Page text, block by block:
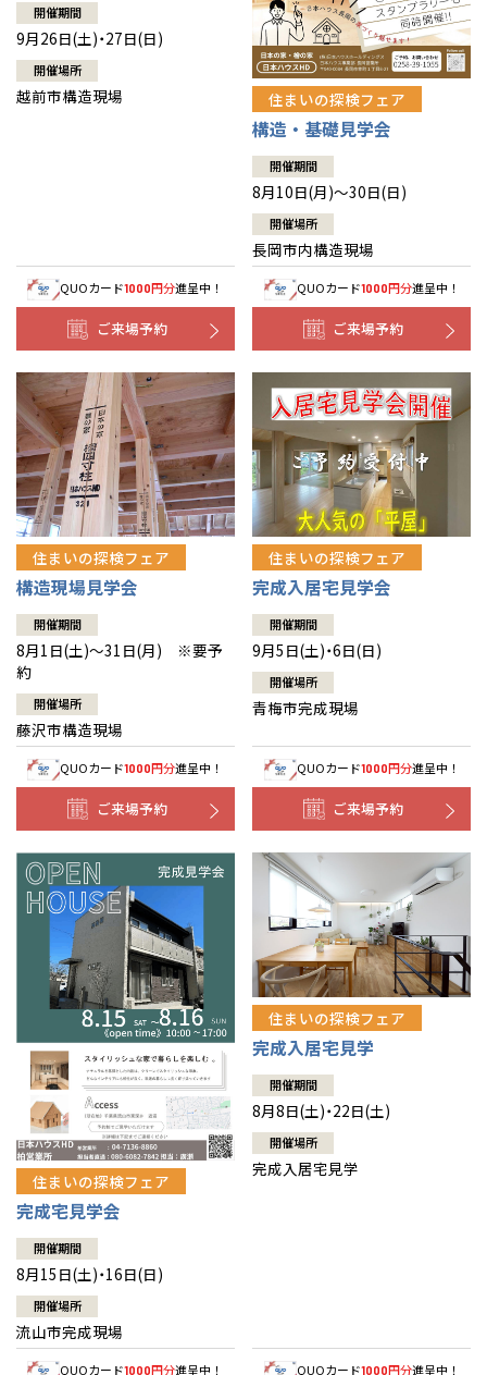
開催期間
9月26日(土)・27日(日)
開催場所
越前市構造現場
QUOカード1000円分進呈中！
ご来場予約
住まいの探検フェア
構造・基礎見学会
開催期間
8月10日(月)～30日(日)
開催場所
長岡市内構造現場
QUOカード1000円分進呈中！
ご来場予約
住まいの探検フェア
構造現場見学会
開催期間
8月1日(土)～31日(月) ※要予
約
開催場所
藤沢市構造現場
QUOカード1000円分進呈中！
ご来場予約
住まいの探検フェア
完成入居宅見学会
開催期間
9月5日(土)・6日(日)
開催場所
青梅市完成現場
QUOカード1000円分進呈中！
ご来場予約
住まいの探検フェア
完成宅見学会
開催期間
8月15日(土)・16日(日)
開催場所
流山市完成現場
QUOカード1000円分進呈中！
住まいの探検フェア
完成入居宅見学
開催期間
8月8日(土)・22日(土)
開催場所
完成入居宅見学
QUOカード1000円分進呈中！